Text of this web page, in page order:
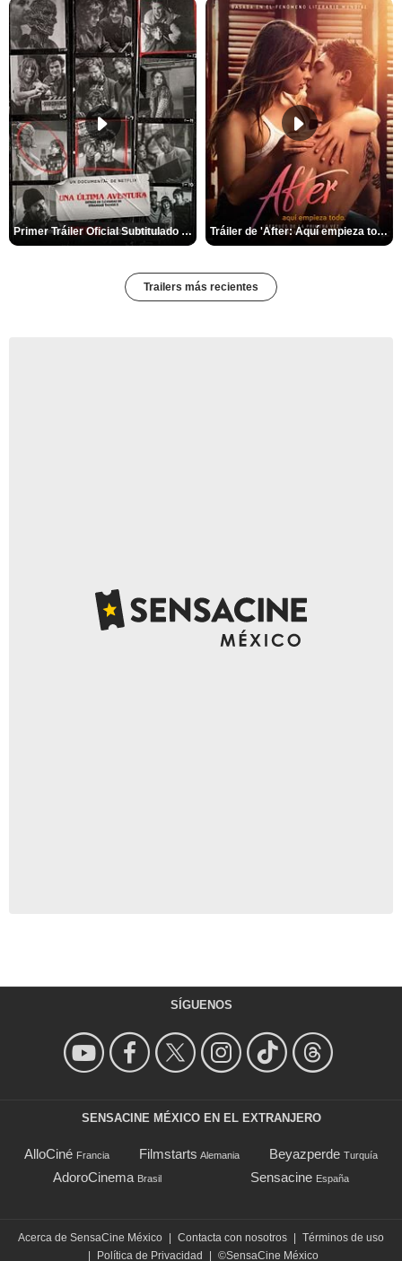
Primer Tráiler Oficial Subtitulado de 'Una última aventura: Detrás de cámaras de Stranger Things 5' Tráiler de 'After: Aquí empieza todo'
Trailers más recientes
SÍGUENOS
SENSACINE MÉXICO EN EL EXTRANJERO
AlloCiné Francia Filmstarts Alemania Beyazperde Turquía
AdoroCinema Brasil Sensacine España
Acerca de SensaCine México Contacta con nosotros
Términos de uso
Política de Privacidad ©SensaCine México